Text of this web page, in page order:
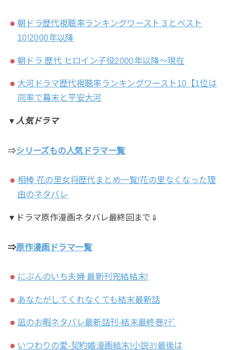
朝ドラ歴代視聴率ランキングワースト３とベスト
10!2000年以降
朝ドラ 歴代 ヒロイン子役2000年以降～現在
大河ドラマ歴代視聴率ランキングワースト10【1位は
同率で幕末と平安大河
▼人気ドラマ
⇒シリーズもの人気ドラマ一覧
相棒 花の里女将歴代まとめ一覧!花の里なくなった理
由のネタバレ
▼ドラマ原作漫画ネタバレ最終回まで⇓
⇒原作漫画ドラマ一覧
にぶんのいち夫婦 最新刊完結結末!
あなたがしてくれなくても結末最新話
凪のお暇ネタバレ最新話刊-結末最終巻ﾏﾃﾞ
いつわりの愛‐契約婚漫画結末!小説ﾖﾘ最後は